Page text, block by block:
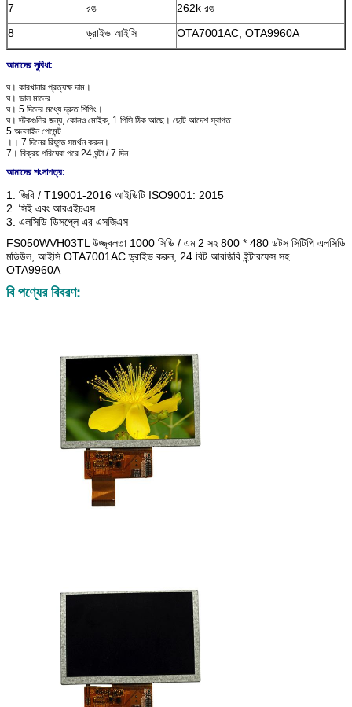
7
রঙ
262k রঙ
8
ড্রাইভ আইসি OTA7001AC, OTA9960A
আমাদের সুবিধা:
ঘ। কারখানার প্রত্যক্ষ দাম।
ঘ। ভাল মানের.
ঘ। 5 দিনের মধ্যে দ্রুত শিপিং।
ঘ। স্টকগুলির জন্য, কোনও মোইক, 1 পিসি ঠিক আছে। ছোট আদেশ স্বাগত ..
5 অনলাইন পেমেন্ট.
।। 7 দিনের রিফান্ড সমর্থন করুন।
7। বিক্রয় পরিষেবা পরে 24 ঘন্টা / 7 দিন
আমাদের শংসাপত্র:
1. জিবি / T19001-2016 আইডিটি ISO9001: 2015
2. সিই এবং আরএইচএস
3. এলসিডি ডিসপ্লে এর এসজিএস
FS050WVH03TL উজ্জ্বলতা 1000 সিডি / এম 2 সহ 800 * 480 ডটস সিটিপি এলসিডি
মডিউল, আইসি OTA7001AC ড্রাইভ করুন, 24 বিট আরজিবি ইন্টারফেস সহ
OTA9960A
বি পণ্যের বিবরণ: